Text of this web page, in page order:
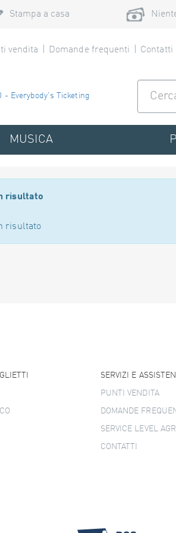
Stampa a casa
vendita Domande frequenti Contatti
MUSICA
risultato
risultato
SERVIZI E
PUNTI VENDITA
DOMANDE
SERVICE LEVEL
CONTATTI